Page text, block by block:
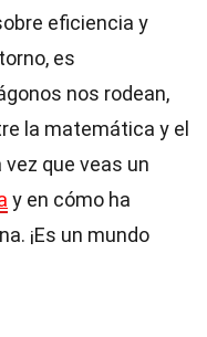
eficiencia y
es
nos rodean,
la matemática y el
que veas un
y en cómo ha
¡Es un mundo